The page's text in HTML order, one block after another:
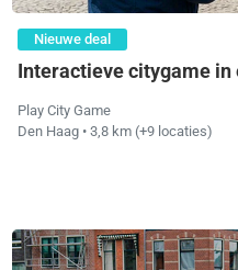
Nieuwe deal
Interactieve citygame in
Play City Game
Den Haag • 3,8 km (+9 locaties)